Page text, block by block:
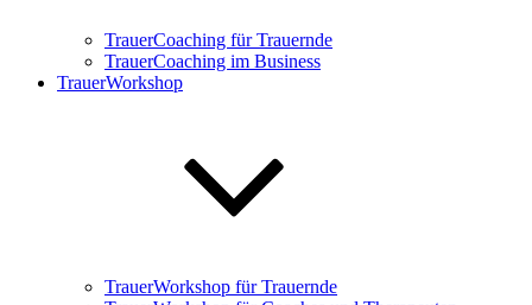
TrauerCoaching für Trauernde
TrauerCoaching im Business
TrauerWorkshop
TrauerWorkshop für Trauernde